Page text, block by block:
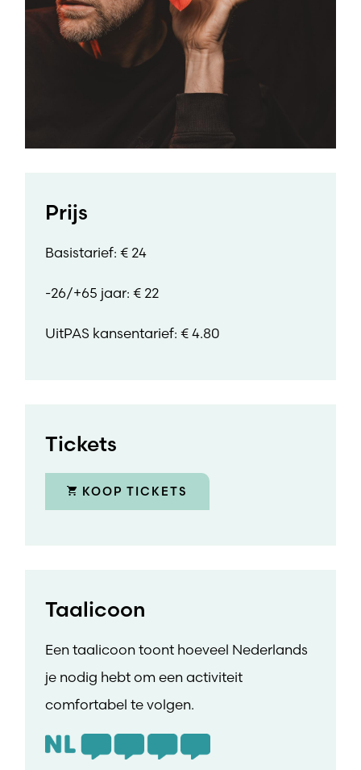
Prijs
Basistarief: € 24
-26/+65 jaar: € 22
UitPAS kansentarief: € 4.80
Tickets
KOOP TICKETS
Taalicoon
Een taalicoon toont hoeveel Nederlands
je nodig hebt om een activiteit
comfortabel te volgen.